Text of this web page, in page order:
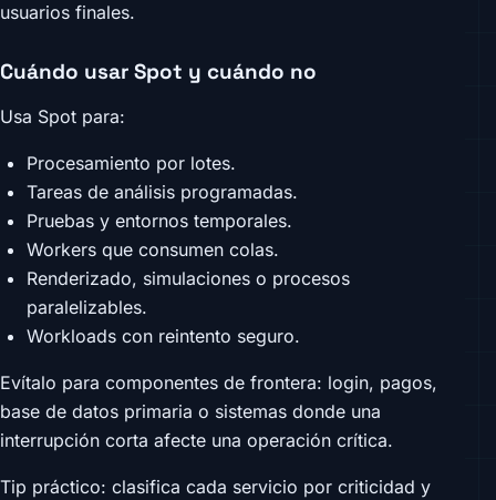
usuarios finales.
Cuándo usar Spot y cuándo no
Usa Spot para:
Procesamiento por lotes.
Tareas de análisis programadas.
Pruebas y entornos temporales.
Workers que consumen colas.
Renderizado, simulaciones o procesos
paralelizables.
Workloads con reintento seguro.
Evítalo para componentes de frontera: login, pagos,
base de datos primaria o sistemas donde una
interrupción corta afecte una operación crítica.
Tip práctico: clasifica cada servicio por criticidad y